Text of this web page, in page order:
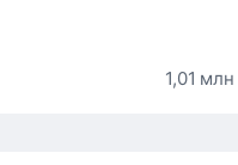
1,01 млн